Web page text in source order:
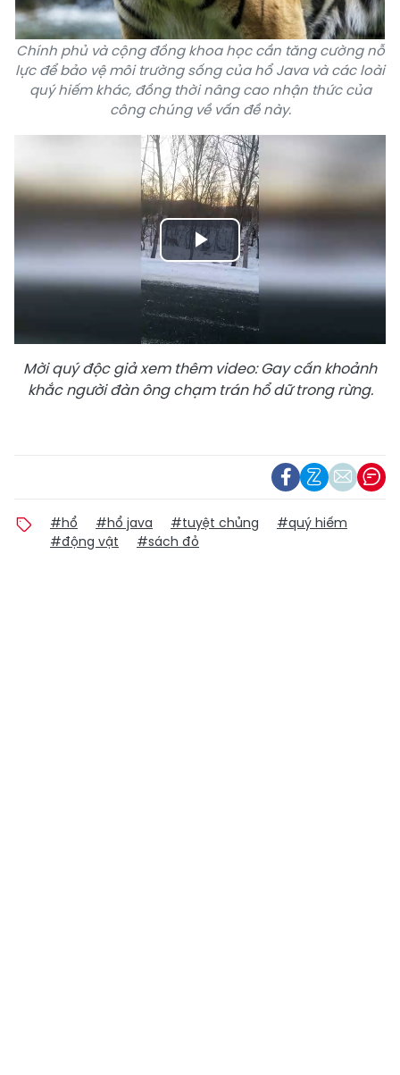
Chính phủ và cộng đồng khoa học cần tăng cường nỗ
lực để bảo vệ môi trường sống của hổ Java và các loài
quý hiếm khác, đồng thời nâng cao nhận thức của
công chúng về vấn đề này.
Play
Video
Mời quý độc giả xem thêm video:Gay cấn khoảnh
khắc người đàn ông chạm trán hổ dữ trong rừng.
#hổ #hổ java #tuyệt chủng
#quý hiếm
#động vật
#sách đỏ